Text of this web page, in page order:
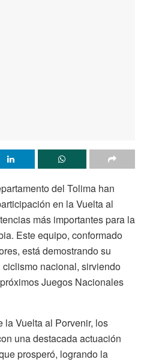
del Tolima han
en la Vuelta al
más importantes para la
Este equipo, conformado
está demostrando su
nacional, sirviendo
Juegos Nacionales
la Vuelta al Porvenir, los
una destacada actuación
prosperó, logrando la